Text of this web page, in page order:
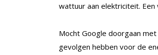
wattuur aan elektriciteit.
Mocht Google doorgaan
gevolgen hebben voor de